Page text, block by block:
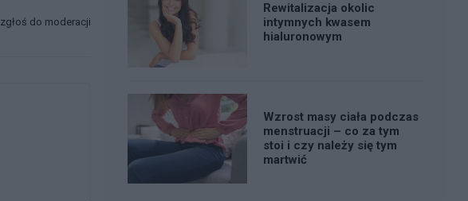
zgłoś do moderacji
Rewitalizacja okolic
intymnych kwasem
hialuronowym
Wzrost masy ciała podczas
menstruacji – co za tym
stoi i czy należy się tym
martwić